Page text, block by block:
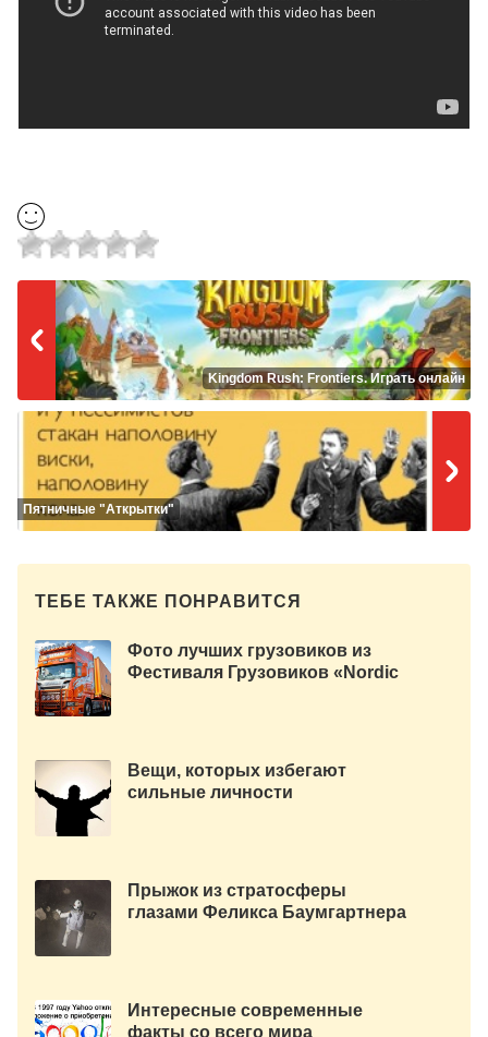
Kingdom Rush: Frontiers. Играть онлайн
Пятничные "Аткрытки"
ТЕБЕ ТАКЖЕ ПОНРАВИТСЯ
Фото лучших грузовиков из
Фестиваля Грузовиков «Nordic
Вещи, которых избегают
сильные личности
Прыжок из стратосферы
глазами Феликса Баумгартнера
Интересные современные
факты со всего мира